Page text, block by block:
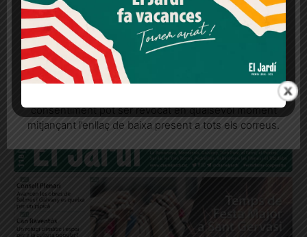
El Jardí 119, juliol de 2025
content/uploads/2025/06/El_Jardi_119_Juliol25_ok.pdf
Més informació Acceptar Rebutjar tot
Quan l’usuari crea un compte al Diari el Jardí, dona el
seu consentiment explícit per rebre comunicacions
consentiment pot ser revocat en qualsevol moment
mitjançant l’enllaç de baixa present a tots els correus.